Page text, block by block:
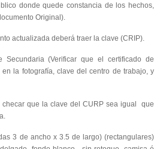
donde quede constancia de los hechos,
Original).
actualizada deberá traer la clave (CRIP).
(Verificar que el certificado de
la fotografía, clave del centro de trabajo, y
que la clave del CURP sea igual que
3 de ancho x 3.5 de largo) (rectangulares)